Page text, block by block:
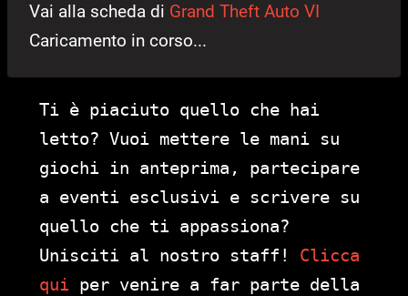
Vai alla scheda di Grand Theft Auto VI
Caricamento in corso...
Ti è piaciuto quello che hai
letto? Vuoi mettere le mani su
giochi in anteprima, partecipare
a eventi esclusivi e scrivere su
quello che ti appassiona?
Unisciti al nostro staff! Clicca
qui per venire a far parte della